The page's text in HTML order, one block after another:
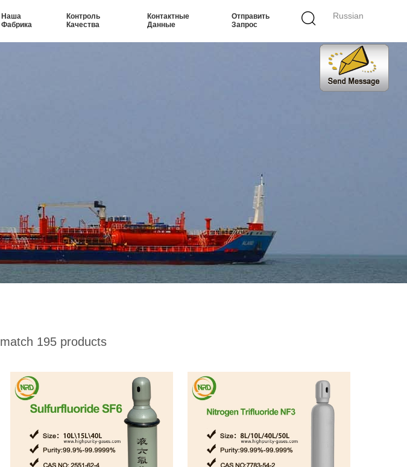
Russian
Наша
Фабрика
Контроль
Качества
Контактные
Данные
Отправить
Запрос
match 195 products